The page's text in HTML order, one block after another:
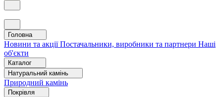
Головна
Новини та акціїПостачальники, виробники та партнери Наші
об'єкти
Каталог
Натуральний камінь
Природний камінь
Покрівля